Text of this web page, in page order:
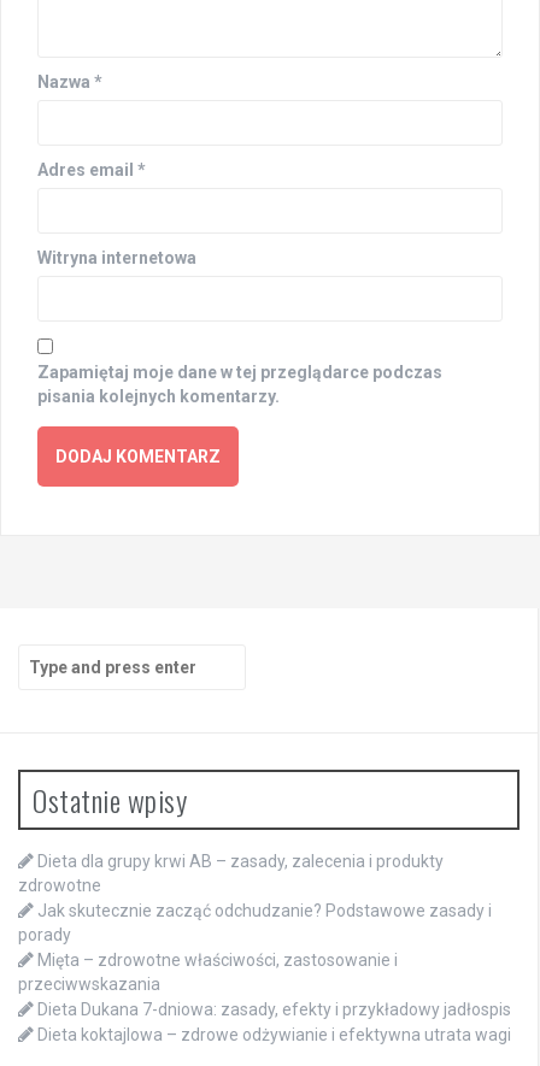
Nazwa *
Adres email *
Witryna internetowa
Zapamiętaj moje dane w tej przeglądarce podczas
pisania kolejnych komentarzy.
for:
Ostatnie wpisy
Dieta dla grupy krwi AB – zasady, zalecenia i produkty
zdrowotne
Jak skutecznie zacząć odchudzanie? Podstawowe zasady i
porady
Mięta – zdrowotne właściwości, zastosowanie i
przeciwwskazania
Dieta Dukana 7-dniowa: zasady, efekty i przykładowy jadłospis
Dieta koktajlowa – zdrowe odżywianie i efektywna utrata wagi